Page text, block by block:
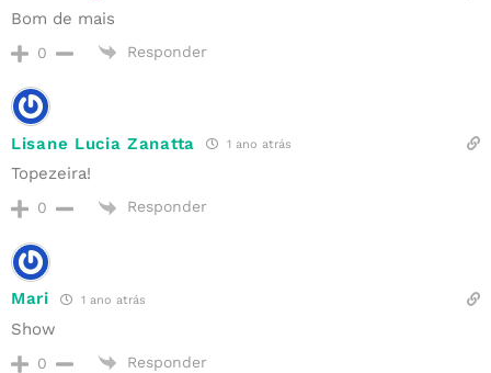
Bom de mais
0 Responder
Lisane Lucia Zanatta 1 ano atrás
Topezeira!
0 Responder
Mari 1 ano atrás
Show
0 Responder